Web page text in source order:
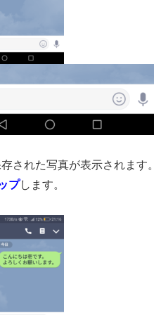
された写真が表示されます。
プします。